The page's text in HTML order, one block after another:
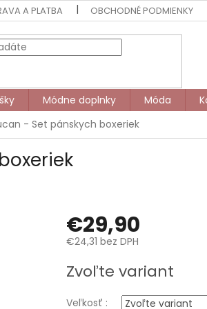
A PLATBA OBCHODNÉ PODMIENKY
Módne doplnky Móda
- Set pánskych boxeriek
€29,90
€24,31 bez DPH
cena:
Zvoľte variant
Veľkosť :